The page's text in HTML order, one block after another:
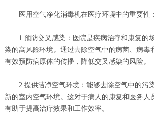
医用空气净化消毒机在医疗环境中的重要性：
1.预防交叉感染：医院是疾病治疗和康复的
染的高风险环境。通过去除空气中的病菌、病毒
有效预防病原体的传播，降低交叉感染的风险。
2.提供洁净空气环境：能够去除空气中的污
新的室内空气环境。这对于病人的康复和医务人
有助于提高治疗效果和工作效率。